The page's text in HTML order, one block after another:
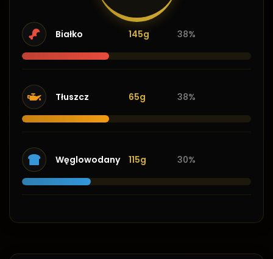
Białko 145g 38%
Tłuszcz 65g 38%
Węglowodany 115g 30%